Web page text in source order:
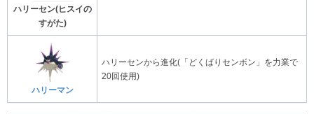
ハリーセン(ヒスイの
すがた)
ハリーマン
ハリーセンから進化(「どくばりセンボン」を力業で
20回使用)